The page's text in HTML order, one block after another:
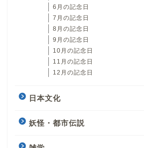
6月の記念日
7月の記念日
8月の記念日
9月の記念日
10月の記念日
11月の記念日
12月の記念日
日本文化
妖怪・都市伝説